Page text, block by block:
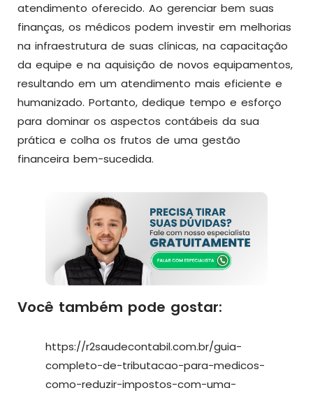
atendimento oferecido. Ao gerenciar bem suas
finanças, os médicos podem investir em melhorias
na infraestrutura de suas clínicas, na capacitação
da equipe e na aquisição de novos equipamentos,
resultando em um atendimento mais eficiente e
humanizado. Portanto, dedique tempo e esforço
para dominar os aspectos contábeis da sua
prática e colha os frutos de uma gestão
financeira bem-sucedida.
Você também pode gostar:
https://r2saudecontabil.com.br/guia-
completo-de-tributacao-para-medicos-
como-reduzir-impostos-com-uma-